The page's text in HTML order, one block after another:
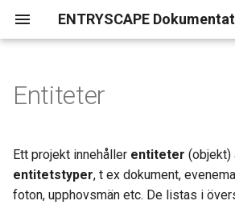
ENTRYSCAPE
i
a
Vad är EntryScape
Komma igång
Inställningar
Kataloger
Förslag
Datamängder
Översikt
Terminologier
Samlingar
Skapa ny
Beskriv
Utkast
Översikt
Översikt
Komma igång
Skördningsrapport
Översikt
Användare
Grupper
Översikt
Översikt
Översikt
Vanliga frågor
EntryScape
Underleverantörer
Entiteter
Ett projekt innehåller entiteter (objekt)
entitetstyper, t ex dokument,
foton, upphovsmän etc. De listas i